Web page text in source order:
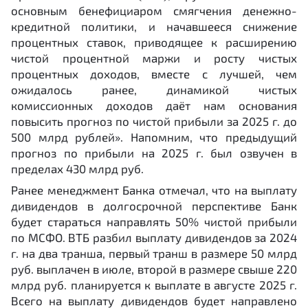
основным бенефициаром смягчения денежно-
кредитной политики, и начавшееся снижение
процентных ставок, приводящее к расширению
чистой процентной маржи и росту чистых
процентных доходов, вместе с лучшей, чем
ожидалось ранее, динамикой чистых
комиссионных доходов даёт нам основания
повысить прогноз по чистой прибыли за 2025 г. до
500 млрд рублей». Напомним, что предыдущий
прогноз по прибыли на 2025 г. был озвучен в
пределах 430 млрд руб.
Ранее менеджмент Банка отмечал, что на выплату
дивидендов в долгосрочной перспективе Банк
будет стараться направлять 50% чистой прибыли
по МСФО. ВТБ разбил выплату дивидендов за 2024
г. на два транша, первый транш в размере 50 млрд
руб. выплачен в июле, второй в размере свыше 220
млрд руб. планируется к выплате в августе 2025 г.
Всего на выплату дивидендов будет направлено